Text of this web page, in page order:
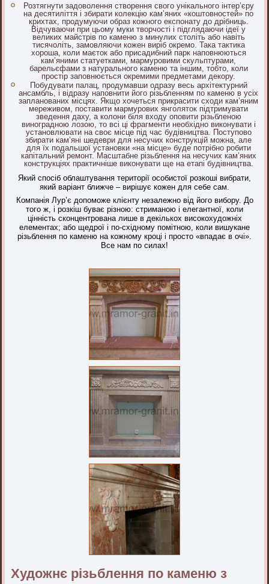
Розтягнути задоволення створення свого унікального інтер’єру
на десятиліття і збирати колекцію кам’яних «коштовностей» по
крихтах, продумуючи образ кожного експонату до дрібниць.
Відчуваючи при цьому муки творчості і підглядаючи ідеї у
великих майстрів по каменю з минулих століть або навіть
тисячоліть, замовляючи кожен виріб окремо. Така тактика
хороша, коли маєток або присадибний парк наповнюються
кам’яними статуетками, мармуровими скульптурами,
барельєфами з натурального каменю та іншим, тобто, коли
простір заповнюється окремими предметами декору.
Побудувати палац, продумавши одразу весь архітектурний
ансамбль, і відразу наповнити його різьбленням по каменю в усіх
запланованих місцях. Якщо хочеться прикрасити сходи кам’яним
мереживом, поставити мармурових янголяток підтримувати
зведення даху, а колони біля входу оповити різьбленою
виноградною лозою, то всі ці фрагменти необхідно виконувати і
установлювати на своє місце під час будівництва. Поступово
збирати кам’яні шедеври для несучих конструкцій можна, але
для їх подальшої установки «на місце» буде потрібно робити
капітальний ремонт. Масштабне різьблення на несучих кам’яних
конструкціях практичніше виконувати ще на етапі будівництва.
Який спосіб облаштування території особистої розкоші вибрати,
який варіант ближче – вирішує кожен для себе сам.
Компанія Лур’є допоможе клієнту незалежно від його вибору. До
того ж, і розкіш буває різною: стриманою і елегантної, коли
цінність сконцентрована лише в декількох високохудожніх
елементах; або щедрої і по-східному помітною, коли вишукане
різьблення по каменю на кожному кроці і просто «впадає в очі».
Все нам по силах!
Художнє різьблення по каменю з